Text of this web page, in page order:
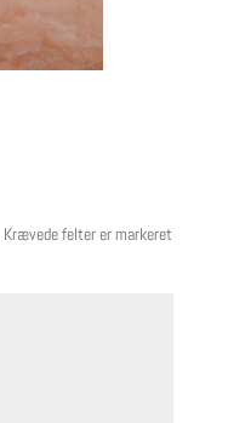
Krævede felter er markeret